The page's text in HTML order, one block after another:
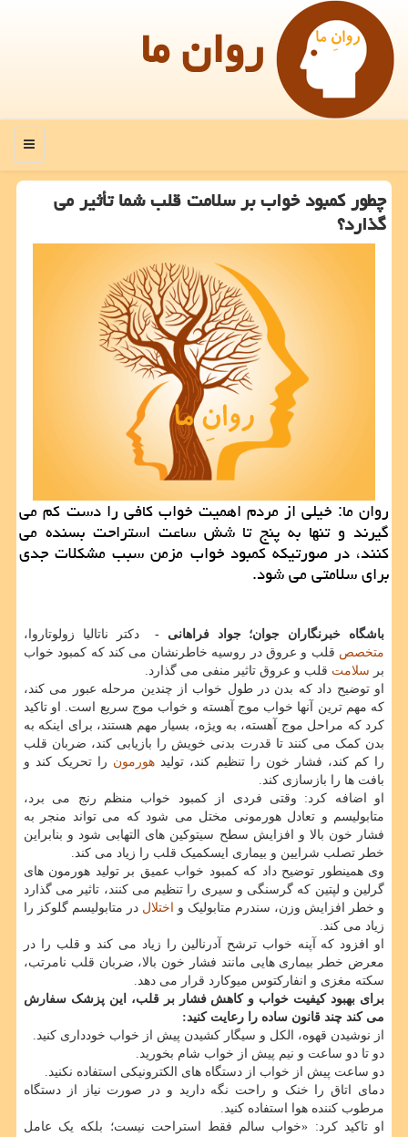
روان ما
منو
چطور کمبود خواب بر سلامت قلب شما تأثیر می
گذارد؟
روان ما: خیلی از مردم اهمیت خواب کافی را دست کم می
گیرند و تنها به پنج تا شش ساعت استراحت بسنده می
کنند، در صورتیکه کمبود خواب مزمن سبب مشکلات جدی
برای سلامتی می شود.
باشگاه خبرنگاران جوان؛ جواد فراهانی -دکتر ناتالیا زولوتاروا،
متخصص قلب و عروق در روسیه خاطرنشان می کند که کمبود خواب
بر سلامت قلب و عروق تاثیر منفی می گذارد.
او توضیح داد که بدن در طول خواب از چندین مرحله عبور می کند،
که مهم ترین آنها خواب موج آهسته و خواب موج سریع است. او تاکید
کرد که مراحل موج آهسته، به ویژه، بسیار مهم هستند، برای اینکه به
بدن کمک می کنند تا قدرت بدنی خویش را بازیابی کند، ضربان قلب
را کم کند، فشار خون را تنظیم کند، تولید هورمون را تحریک کند و
بافت ها را بازسازی کند.
او اضافه کرد: وقتی فردی از کمبود خواب منظم رنج می برد،
متابولیسم و ​​​​تعادل هورمونی مختل می شود که می تواند منجر به
فشار خون بالا و افزایش سطح سیتوکین های التهابی شود و بنابراین
خطر تصلب شرایین و بیماری ایسکمیک قلب را زیاد می کند.
وی همینطور توضیح داد که کمبود خواب عمیق بر تولید هورمون های
گرلین و لپتین که گرسنگی و سیری را تنظیم می کنند، تاثیر می گذارد
و خطر افزایش وزن، سندرم متابولیک و
اختلال در متابولیسم گلوکز را
زیاد می کند.
او افزود که آپنه خواب ترشح آدرنالین را زیاد می کند و قلب را در
معرض خطر بیماری هایی مانند فشار خون بالا، ضربان قلب نامرتب،
سکته مغزی و انفارکتوس میوکارد قرار می دهد.
برای بهبود کیفیت خواب و کاهش فشار بر قلب، این پزشک سفارش
می کند چند قانون ساده را رعایت کنید:
از نوشیدن قهوه، الکل و سیگار کشیدن پیش از خواب خودداری کنید.
دو تا دو ساعت و نیم پیش از خواب شام بخورید.
دو ساعت پیش از خواب از دستگاه های الکترونیکی استفاده نکنید.
دمای اتاق را خنک و راحت نگه دارید و در صورت نیاز از دستگاه
مرطوب کننده هوا استفاده کنید.
او تاکید کرد: «خواب سالم فقط استراحت نیست؛ بلکه یک عامل